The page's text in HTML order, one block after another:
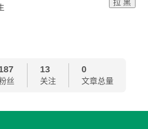
拉 黑
丝
13
关注
0
文章总量